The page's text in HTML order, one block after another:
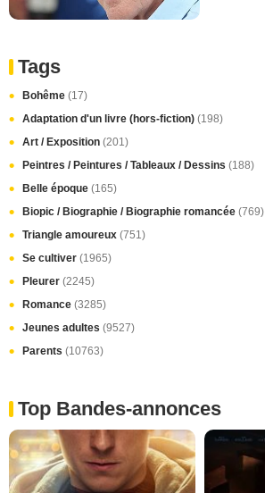
Tags
Bohême (17)
Adaptation d'un livre (hors-fiction) (198)
Art / Exposition (201)
Peintres / Peintures / Tableaux / Dessins (188)
Belle époque (165)
Biopic / Biographie / Biographie romancée (769)
Triangle amoureux (751)
Se cultiver (1965)
Pleurer (2245)
Romance (3285)
Jeunes adultes (9527)
Parents (10763)
Top Bandes-annonces